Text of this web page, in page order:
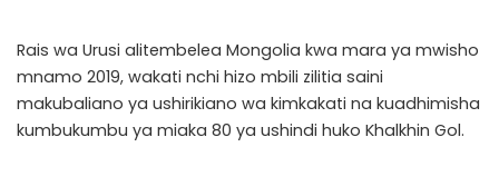
Rais wa Urusi alitembelea Mongolia kwa mara ya mwisho
mnamo 2019, wakati nchi hizo mbili zilitia saini
makubaliano ya ushirikiano wa kimkakati na kuadhimisha
kumbukumbu ya miaka 80 ya ushindi huko Khalkhin Gol.